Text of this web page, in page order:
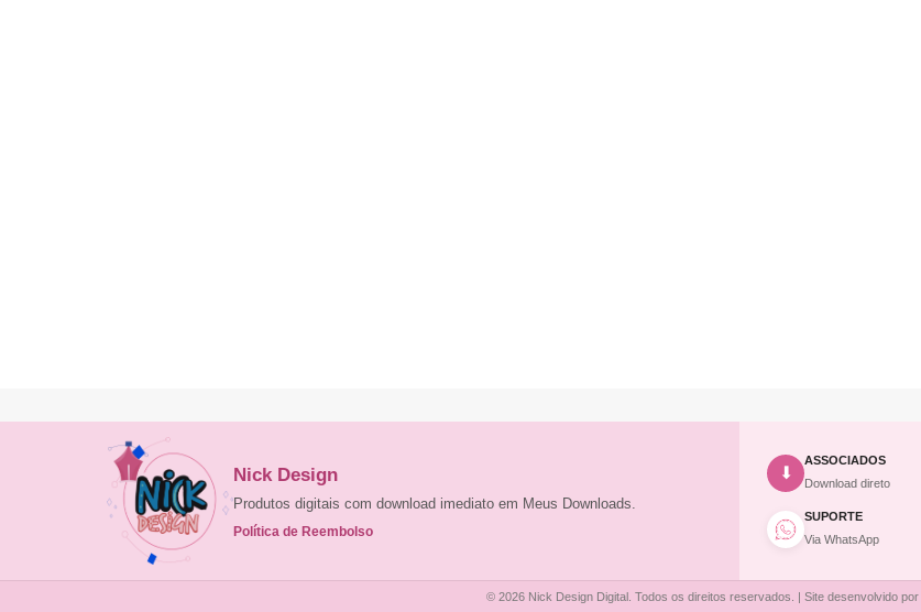
Nick Design
Produtos digitais com download imediato em Meus Downloads.
Política de Reembolso
⬇
ASSOCIADOS
Download direto
SUPORTE
Via WhatsApp
© 2026 Nick Design Digital. Todos os direitos reservados. | Site desenvolvido por